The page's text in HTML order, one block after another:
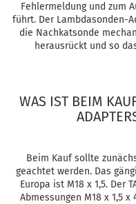
Fehlermeldung und zum
führt. Der Lambdasonden-
die Nachkatsonde
herausrückt und so
WAS IST BEIM
Beim Kauf sollte
geachtet werden. Das
Europa ist M18 x 1,5. Der
Abmessungen M18 x 1,5